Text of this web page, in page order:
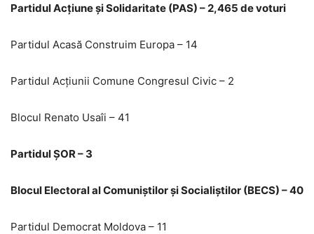
Partidul Acțiune și Solidaritate (PAS) – 2,465 de voturi
Partidul Acasă Construim Europa – 14
Partidul Acțiunii Comune Congresul Civic – 2
Blocul Renato Usaîi – 41
Partidul ȘOR – 3
Blocul Electoral al Comuniștilor și Socialiștilor (BECS) – 40
Partidul Democrat Moldova – 11